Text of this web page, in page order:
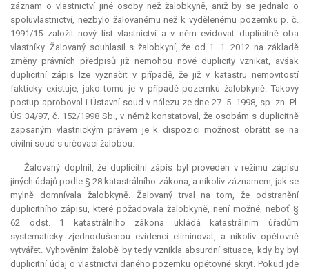
záznam o vlastnictví jiné osoby než žalobkyně, aniž by se jednalo o
spoluvlastnictví, nezbylo žalovanému než k vydělenému pozemku p. č.
1991/15 založit nový list vlastnictví a v něm evidovat duplicitně oba
vlastníky. Žalovaný souhlasil s žalobkyní, že od 1. 1. 2012 na základě
změny právních předpisů již nemohou nové duplicity vznikat, avšak
duplicitní zápis lze vyznačit v případě, že již v katastru nemovitostí
fakticky existuje, jako tomu je v případě pozemku žalobkyně. Takový
postup aproboval i Ústavní soud v nálezu ze dne 27. 5. 1998, sp. zn. Pl.
ÚS 34/97, č. 152/1998 Sb., v němž konstatoval, že osobám s duplicitně
zapsaným vlastnickým právem je k dispozici možnost obrátit se na
civilní soud s určovací žalobou.
Žalovaný doplnil, že duplicitní zápis byl proveden v režimu zápisu
jiných údajů podle § 28 katastrálního zákona, a nikoliv záznamem, jak se
mylně domnívala žalobkyně. Žalovaný trval na tom, že odstranění
duplicitního zápisu, které požadovala žalobkyně, není možné, neboť §
62 odst. 1 katastrálního zákona ukládá katastrálním úřadům
systematicky zjednodušenou evidenci eliminovat, a nikoliv opětovně
vytvářet. Vyhověním žalobě by tedy vznikla absurdní situace, kdy by byl
duplicitní údaj o vlastnictví daného pozemku opětovně skryt. Pokud jde